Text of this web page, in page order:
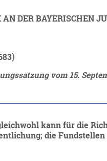
DER BAYERISCHEN
vom 15.
kann für die
die